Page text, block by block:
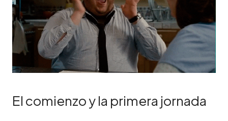
El comienzo y la primera jornada